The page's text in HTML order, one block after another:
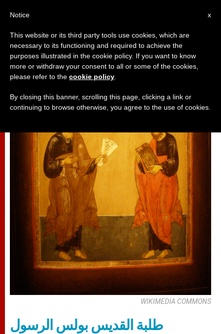
صلاة
WIKIMEDIA COMMONS
طلبة القديس بولس الرسول
x
Notice
This website or its third party tools use cookies, which are
necessary to its functioning and required to achieve the
purposes illustrated in the cookie policy. If you want to know
more or withdraw your consent to all or some of the cookies,
please refer to the cookie policy
By closing this banner, scrolling this page, clicking a link or
continuing to browse otherwise, you agree to the use of cookies.